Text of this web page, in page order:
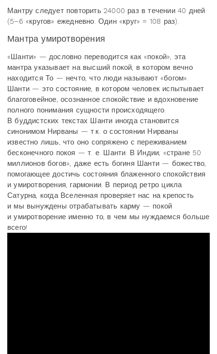
Мантру следует повторить 24000 раз в течении 40 дней
(5−6 «кругов» ежедневно. Один «круг» = 108 раз).
Мантра умиротворения
«Шанти» — дословно переводится как «покой», эта
мантра указывает на высший покой, в котором вечно
находится То — нечто, что люди называют «богом».
Шанти — это состояние, в котором человек испытывает
благоговейное, осознанное спокойствие и вдохновение
полного понимания сущности происходящего.
В буддистских текстах Шанти иногда становится
синонимом Нирваны — т.к. о состоянии Нирваны
известно лишь, что оно сопряжено с переживанием
бесконечного покоя — т. е. Шанти. В Индии, «стране 50
миллионов богов», даже есть богиня Шанти — божество,
помогающее достичь состояния блаженного спокойствия
и умиротворения, гармонии. В период ретро цикла
Сатурна, когда Вселенная проверяет нас на крепость
и мы вынуждены отрабатывать карму — покой
и умиротворение именно то, в чем мы нуждаемся больше
всего!